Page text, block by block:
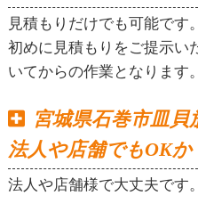
見積もりだけでも可能です。
初めに見積もりをご提示い
いてからの作業となります。
宮城県石巻市皿貝
法人や店舗でもOKか
法人や店舗様で大丈夫です。